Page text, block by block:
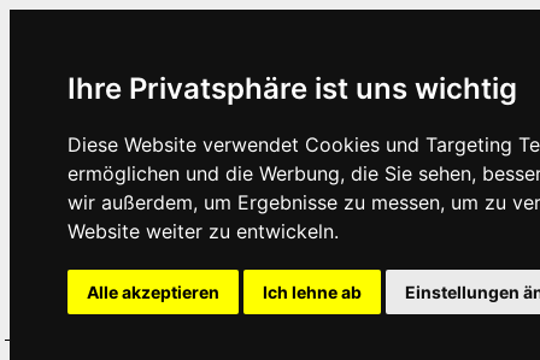
Ihre Privatsphäre ist uns wichtig
Diese Website verwendet Cookies und Targeting
ermöglichen und die Werbung, die Sie sehen,
wir außerdem, um Ergebnisse zu messen, um zu
Website weiter zu entwickeln.
Alle akzeptieren Ich lehne ab Einstellungen